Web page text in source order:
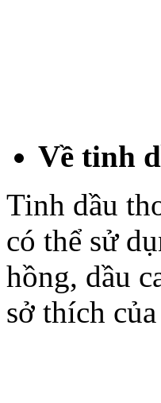
Về tinh
Tinh dầu
có thể sử
hồng, dầu
sở thích